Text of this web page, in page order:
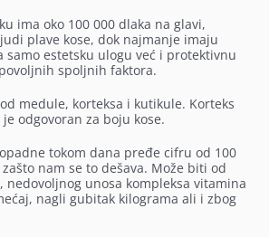
ima oko 100 000 dlaka na glavi,
plave kose, dok najmanje imaju
samo estetsku ulogu već i protektivnu
spoljnih faktora.
medule, korteksa i kutikule. Korteks
odgovoran za boju kose.
tokom dana pređe cifru od 100
nam se to dešava. Može biti od
nedovoljnog unosa kompleksa vitamina
nagli gubitak kilograma ali i zbog